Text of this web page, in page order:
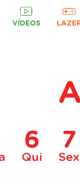
VÍDEOS
6
Qui
7
Sex